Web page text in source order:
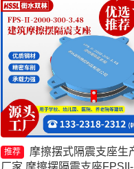
工厂
推荐
摩擦摆式隔震支座生
厂家 摩擦摆隔震支座FPSII-